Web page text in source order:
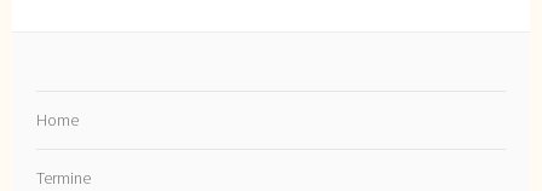
Home
Termine